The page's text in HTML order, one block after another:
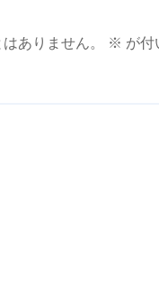
ありません。 ※ が付